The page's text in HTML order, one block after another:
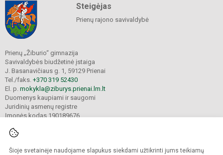
Šioje svetainėje naudojame slapukus siekdami užtikrinti jums teikiamų
Steigėjas
Prienų rajono savivaldybė
Prienų „Žiburio“ gimnazija
Savivaldybės biudžetinė įstaiga
J. Basanavičiaus g. 1, 59129 Prienai
Tel./faks. +370 319 52430
El. p. mokykla@ziburys.prienai.lm.lt
Duomenys kaupiami ir saugomi
Juridinių asmenų registre
Įmonės kodas 190189676
© 2023 Prienų "Žiburio" gimnazija. Visos teisės saugomos.